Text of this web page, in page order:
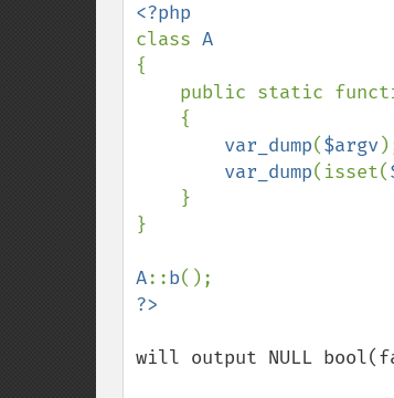
class
{
public static
var_dump($argv
var_dump(isset(
}
A::b
will output NULL